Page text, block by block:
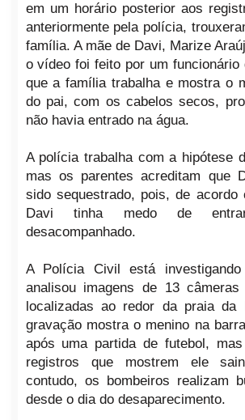
em um horário posterior aos
anteriormente pela polícia,
família. A mãe de Davi, Marize
o vídeo foi feito por um funcionário
que a família trabalha e mostra o
do pai, com os cabelos secos,
não havia entrado na água.
A polícia trabalha com a hipótese
mas os parentes acreditam que
sido sequestrado, pois, de acordo
Davi tinha medo de
desacompanhado.
A Polícia Civil está
analisou imagens de 13 câmeras
localizadas ao redor da praia da
gravação mostra o menino na
após uma partida de futebol,
registros que mostrem ele
contudo, os bombeiros realizam
desde o dia do desaparecimento.